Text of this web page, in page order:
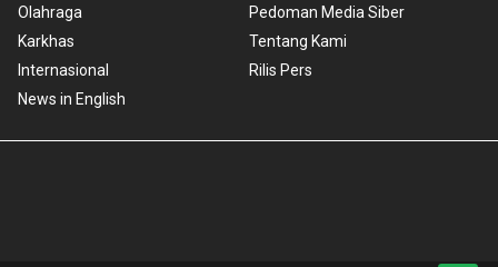
Olahraga
Karkhas
Internasional
News in English
Pedoman Media Siber
Tentang Kami
Rilis Pers